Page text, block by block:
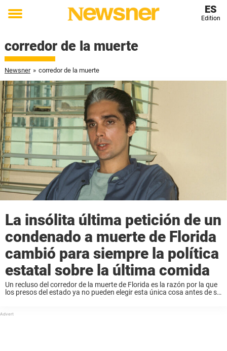
Toggle
ES
Edition
corredor de la muerte
Newsner » corredor de la muerte
La insólita última petición de un
condenado a muerte de Florida
cambió para siempre la política
estatal sobre la última comida
Un recluso del corredor de la muerte de Florida es la razón por la que
los presos del estado ya no pueden elegir esta única cosa antes de su